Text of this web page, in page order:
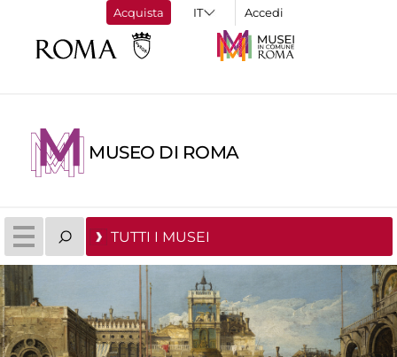
Acquista Accedi
MUSEO DI ROMA
TUTTI I MUSEI